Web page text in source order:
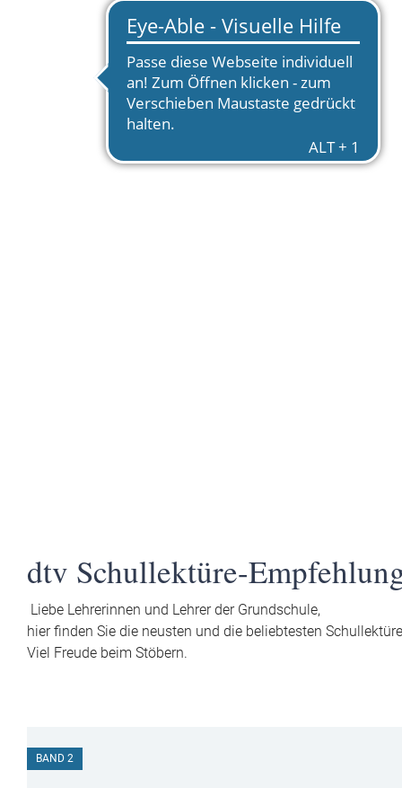
dtv Schullektüre-
Liebe Lehrerinnen und Lehrer der Grundschule,
hier finden Sie die neusten und die beliebtesten
Viel Freude beim Stöbern.
BAND 2